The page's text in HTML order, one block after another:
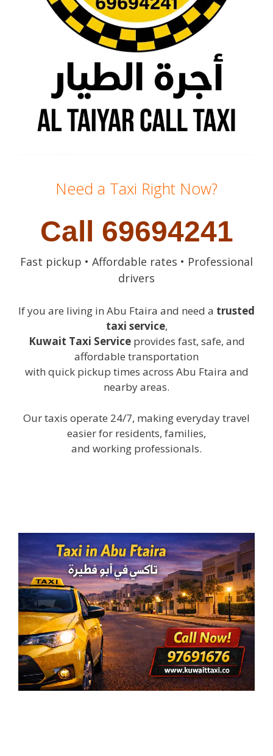
Need a Taxi Right Now?
Call 69694241
Fast pickup • Affordable rates • Professional
drivers
If you are living in Abu Ftaira and need a trusted
taxi service,
Kuwait Taxi Serviceprovides fast, safe, and
affordable transportation
with quick pickup times across Abu Ftaira and
nearby areas.
Our taxis operate 24/7, making everyday travel
easier for residents, families,
and working professionals.